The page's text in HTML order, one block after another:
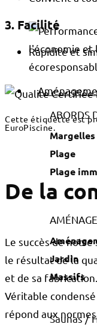
ABORDS
Margelles
Plage
Plage
Jardin
Massifs
Saunas /
3. Facilité
Rapidité et
Cette étiquette est
EuroPiscine.
De la
Le succès de
le résultat de la
et de sa fabrication.
Véritable
répond aux